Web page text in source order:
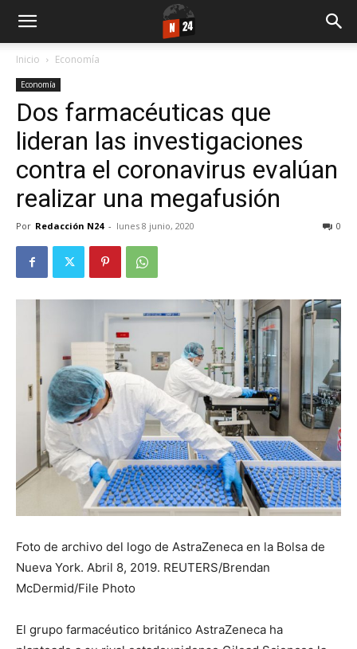
Inicio Economía
Economía
Dos farmacéuticas que
lideran las investigaciones
contra el coronavirus evalúan
realizar una megafusión
Por Redacción N24 - lunes 8 junio, 2020 0
Foto de archivo del logo de AstraZeneca en la Bolsa de
Nueva York. Abril 8, 2019. REUTERS/Brendan
McDermid/File Photo
El grupo farmacéutico británico AstraZeneca ha